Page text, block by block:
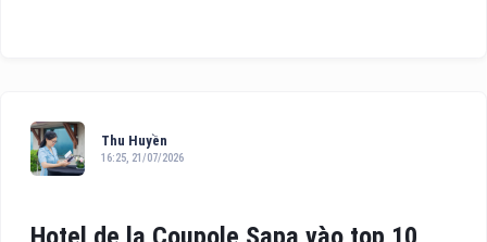
Thu Huyền
16:25, 21/07/2026